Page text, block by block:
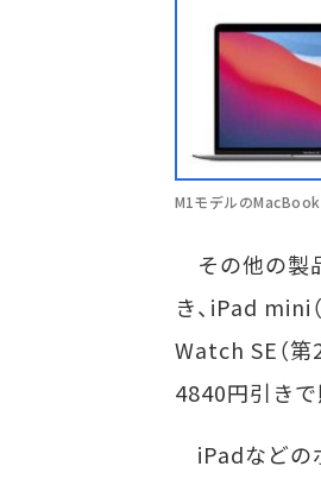
M1モデルの
その他の製
き、iPad
Watch SE（
4840円引きで
iPadなどの